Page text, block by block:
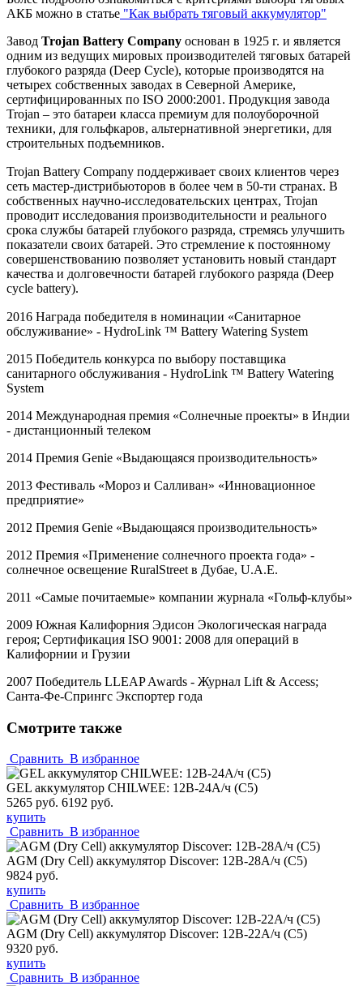
АКБ можно в статье "Как выбрать тяговый аккумулятор"
Завод Trojan Battery Company основан в 1925 г. и является
одним из ведущих мировых производителей тяговых батарей
глубокого разряда (Deep Cycle), которые производятся на
четырех собственных заводах в Северной Америке,
сертифицированных по ISO 2000:2001. Продукция завода
Trojan – это батареи класса премиум для полоуборочной
техники, для гольфкаров, альтернативной энергетики, для
строительных подъемников.
Trojan Battery Company поддерживает своих клиентов через
сеть мастер-дистрибьюторов в более чем в 50-ти странах. В
собственных научно-исследовательских центрах, Trojan
проводит исследования производительности и реального
срока службы батарей глубокого разряда, стремясь улучшить
показатели своих батарей. Это стремление к постоянному
совершенствованию позволяет установить новый стандарт
качества и долговечности батарей глубокого разряда (Deep
cycle battery).
2016 Награда победителя в номинации «Санитарное
обслуживание» - HydroLink ™ Battery Watering System
2015 Победитель конкурса по выбору поставщика
санитарного обслуживания - HydroLink ™ Battery Watering
System
2014 Международная премия «Солнечные проекты» в Индии
- дистанционный телеком
2014 Премия Genie «Выдающаяся производительность»
2013 Фестиваль «Мороз и Салливан» «Инновационное
предприятие»
2012 Премия Genie «Выдающаяся производительность»
2012 Премия «Применение солнечного проекта года» -
солнечное освещение RuralStreet в Дубае, U.A.E.
2011 «Самые почитаемые» компании журнала «Гольф-клубы»
2009 Южная Калифорния Эдисон Экологическая награда
героя; Сертификация ISO 9001: 2008 для операций в
Калифорнии и Грузии
2007 Победитель LLEAP Awards - Журнал Lift & Access;
Санта-Фе-Спрингс Экспортер года
Смотрите также
Сравнить В избранное
GEL аккумулятор CHILWEE: 12В-24А/ч (С5)
5265 руб. 6192 руб.
купить
Сравнить В избранное
AGM (Dry Cell) аккумулятор Discover: 12В-28А/ч (С5)
9824 руб.
купить
Сравнить В избранное
AGM (Dry Cell) аккумулятор Discover: 12В-22А/ч (С5)
9320 руб.
купить
Сравнить В избранное